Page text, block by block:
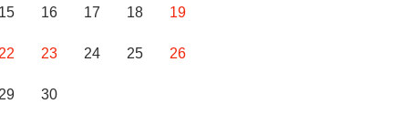
15 16 17 18 19
22 23 24 25 26
29 30